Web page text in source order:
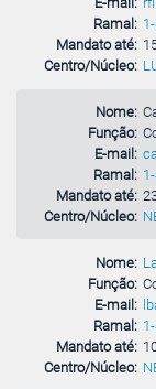
Ramal:
Mandato até:
Centro/Núcleo:
Nome:
Função:
E-mail:
Ramal:
Mandato até:
Centro/Núcleo:
Nome:
Função:
E-mail:
Ramal:
Mandato até:
Centro/Núcleo: